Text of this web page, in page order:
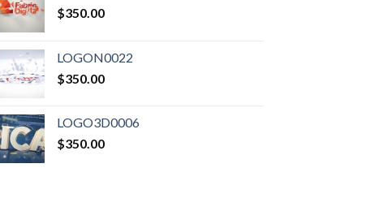
$350.00
LOGON0022
$350.00
LOGO3D0006
$350.00